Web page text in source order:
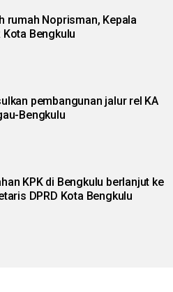
rumah Noprisman, Kepala
Kota Bengkulu
pembangunan jalur rel KA
Bengkulu
KPK di Bengkulu berlanjut ke
DPRD Kota Bengkulu